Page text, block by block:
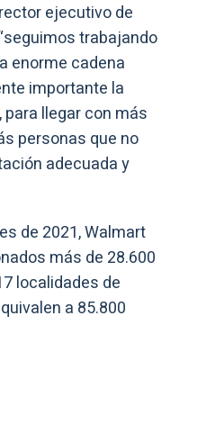
ejecutivo de
trabajando
enorme cadena
importante la
llegar con más
personas que no
adecuada y
de 2021, Walmart
más de 28.600
localidades de
a 85.800